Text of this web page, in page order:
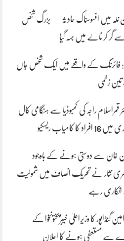
نلہ میں افسوسناک حادثہ — بزرگ شخص
گر کر نالے میں بہہ گیا
فائرنگ کے واقعے میں ایک شخص جاں
تین زخمی
قمراسلام راجہ کی کمبوڈیا سے ہنگامی کال
افراد کا کامیاب ریسکیو
خان سے دوستی ہونے کے باوجود
نثار نے تحریک انصاف میں شمولیت
انکاری رہے
گنڈاپور کا وزیراعلیٰ خیبرپختونخوا کے
سے مستعفی ہونے کا اعلان